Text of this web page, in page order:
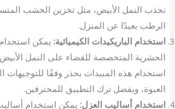
تجذب النمل الأبيض، مثل تخزين الخشب
الرطب بعيدًا عن المنزل.
استخدام الباريكيدات الكيميائية: يمكن
الحشرية المتخصصة للقضاء على النمل
استخدام هذه المبيدات بحذر وفقًا للتوجيهات
العبوة، ويفضل ترك التطبيق للمحترفين.
استخدام أساليب العزل: يمكن استخدام